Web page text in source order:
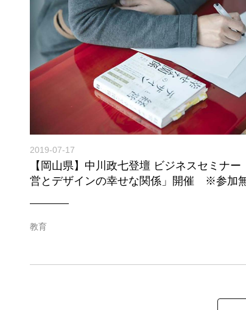
2019-07-17
【岡山県】中川政七登壇 ビジネスセミナー
営とデザインの幸せな関係」開催 ※参加
教育